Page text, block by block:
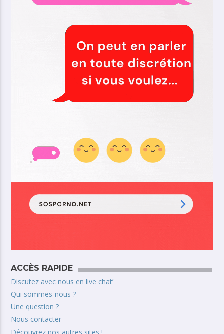
ACCÈS RAPIDE
Discutez avec nous en live chat’
Qui sommes-nous ?
Une question ?
Nous contacter
Découvrez nos autres sites !